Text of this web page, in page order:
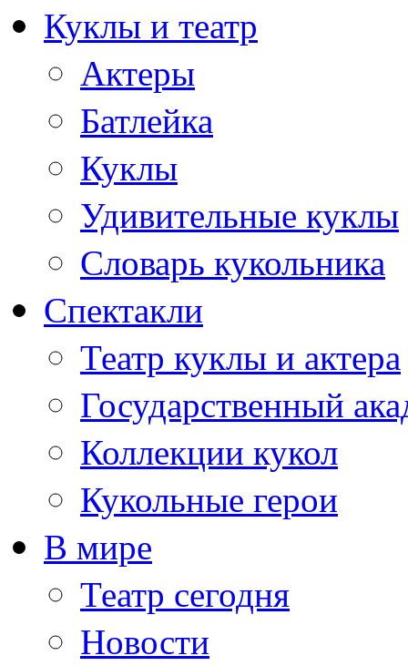
Куклы и театр
Актеры
Батлейка
Куклы
Удивительные куклы
Словарь кукольника
Спектакли
Театр куклы и актера
Государственный
Коллекции кукол
Кукольные герои
В мире
Театр сегодня
Новости